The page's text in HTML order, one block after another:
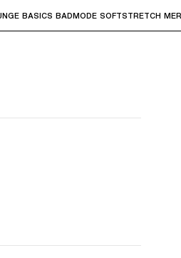
te openen en "Pijl
BASICS BADMODE SOFTSTRETCH